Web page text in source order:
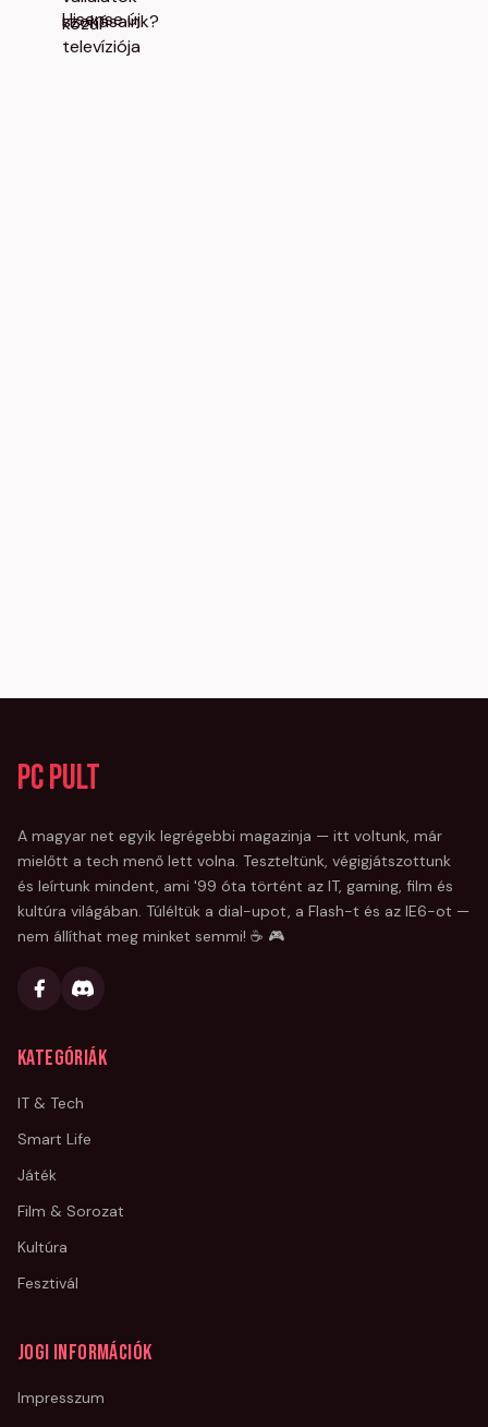
PC Pult
A magyar net egyik legrégebbi magazinja — itt voltunk, már
mielőtt a tech menő lett volna. Teszteltünk, végigjátszottunk
és leírtunk mindent, ami '99 óta történt az IT, gaming, film és
kultúra világában. Túléltük a dial-upot, a Flash-t és az IE6-ot —
nem állíthat meg minket semmi! ☕ 🎮
Kategóriák
IT & Tech
Smart Life
Játék
Film & Sorozat
Kultúra
Fesztivál
Jogi információk
Impresszum